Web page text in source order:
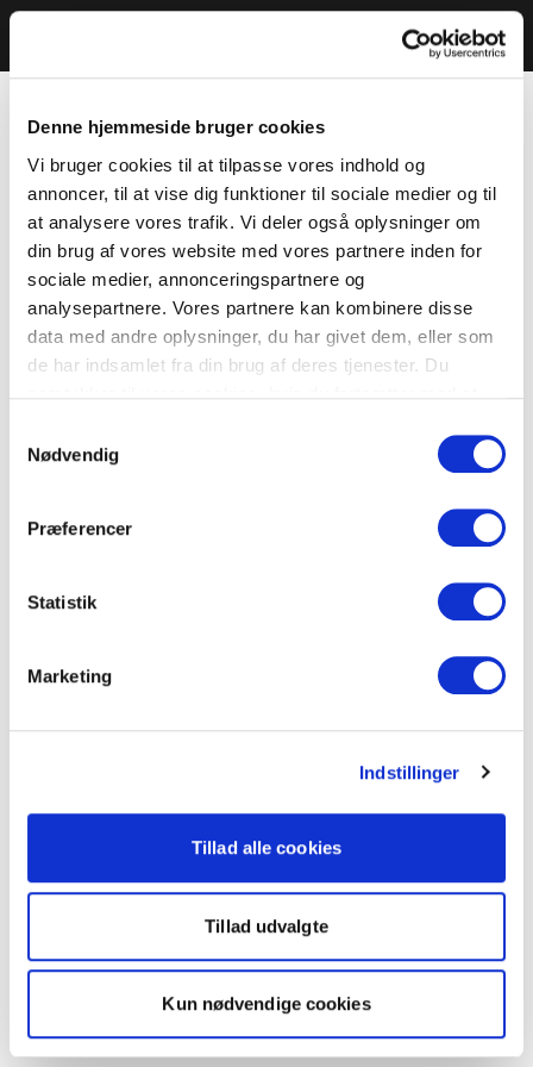
Denne hjemmeside bruger cookies
Vi bruger cookies til at tilpasse vores indhold og
annoncer, til at vise dig funktioner til sociale medier og til
at analysere vores trafik. Vi deler også oplysninger om
din brug af vores website med vores partnere inden for
sociale medier, annonceringspartnere og
analysepartnere. Vores partnere kan kombinere disse
data med andre oplysninger, du har givet dem, eller som
de har indsamlet fra din brug af deres tjenester. Du
Nødvendig
Præferencer
Statistik
Marketing
Indstillinger
Tillad alle cookies
Tillad udvalgte
Kun nødvendige cookies